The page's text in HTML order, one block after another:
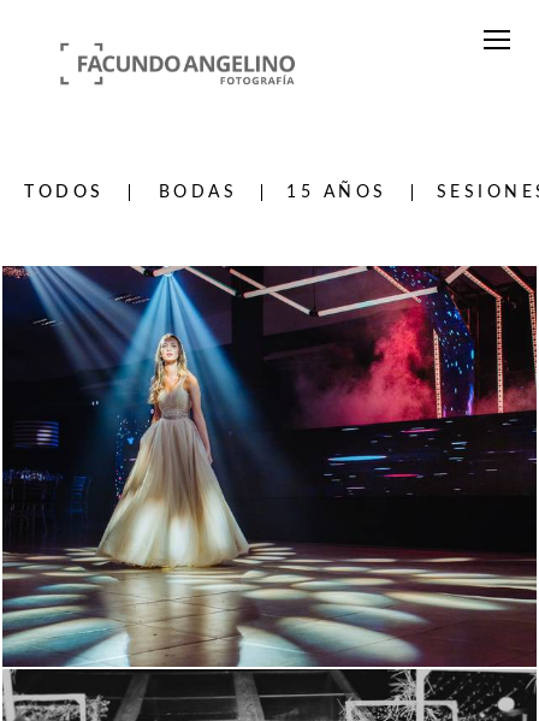
TODOS BODAS 15 AÑOS